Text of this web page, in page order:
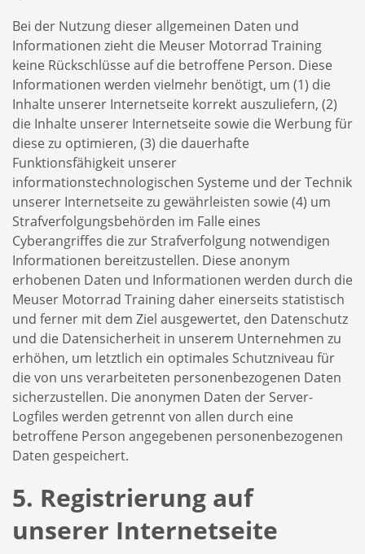
Bei der Nutzung dieser allgemeinen Daten und
Informationen zieht die Meuser Motorrad Training
keine Rückschlüsse auf die betroffene Person. Diese
Informationen werden vielmehr benötigt, um (1) die
Inhalte unserer Internetseite korrekt auszuliefern, (2)
die Inhalte unserer Internetseite sowie die Werbung für
diese zu optimieren, (3) die dauerhafte
Funktionsfähigkeit unserer
informationstechnologischen Systeme und der Technik
unserer Internetseite zu gewährleisten sowie (4) um
Strafverfolgungsbehörden im Falle eines
Cyberangriffes die zur Strafverfolgung notwendigen
Informationen bereitzustellen. Diese anonym
erhobenen Daten und Informationen werden durch die
Meuser Motorrad Training daher einerseits statistisch
und ferner mit dem Ziel ausgewertet, den Datenschutz
und die Datensicherheit in unserem Unternehmen zu
erhöhen, um letztlich ein optimales Schutzniveau für
die von uns verarbeiteten personenbezogenen Daten
sicherzustellen. Die anonymen Daten der Server-
Logfiles werden getrennt von allen durch eine
betroffene Person angegebenen personenbezogenen
Daten gespeichert.
5. Registrierung auf
unserer Internetseite